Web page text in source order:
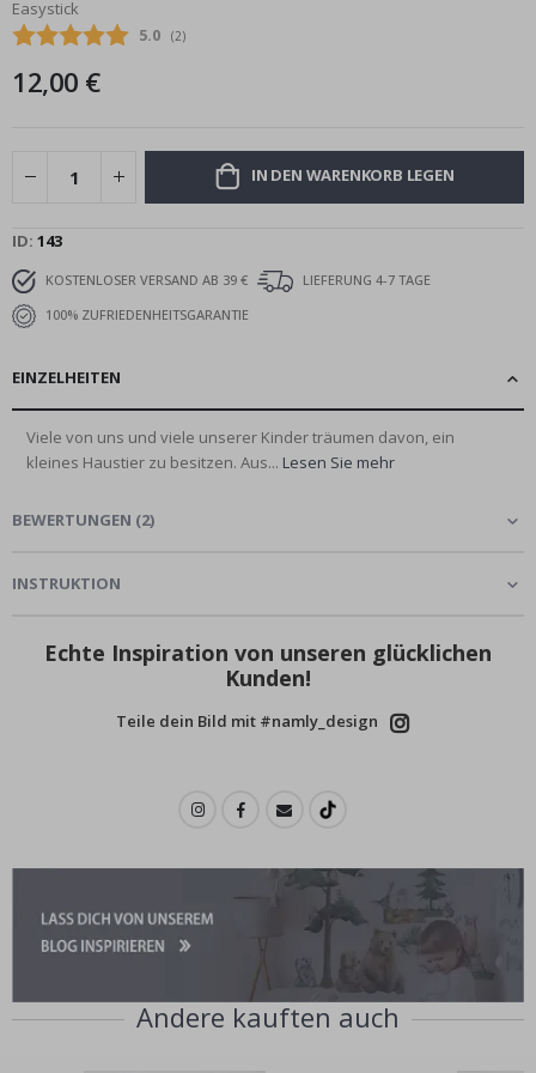
Bildgalerie
springen
Easystick
Durchschnittliche Bewertung:
5.0 (abgegebene bewertungen:
2)
12,00 €
IN DEN WARENKORB LEGEN
ID 143
KOSTENLOSER VERSAND AB 39 €
LIEFERUNG 4-7 TAGE
100% ZUFRIEDENHEITSGARANTIE
EINZELHEITEN
Viele von uns und viele unserer Kinder träumen davon, ein
kleines Haustier zu besitzen. Aus... Lesen Sie mehr
BEWERTUNGEN (2)
INSTRUKTION
Echte Inspiration von unseren glücklichen
Kunden!
Teile dein Bild mit #namly_design
Andere kauften auch